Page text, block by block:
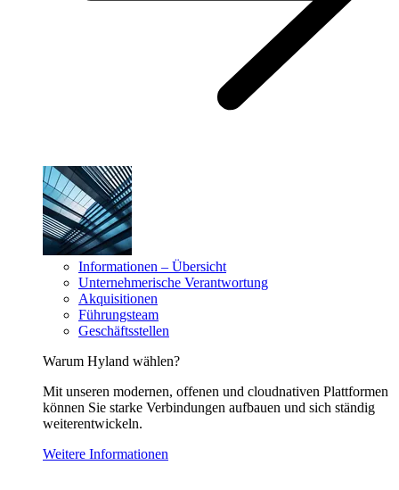
Informationen – Übersicht
Unternehmerische Verantwortung
Akquisitionen
Führungsteam
Geschäftsstellen
Warum Hyland wählen?
Mit unseren modernen, offenen und cloudnativen Plattformen
können Sie starke Verbindungen aufbauen und sich ständig
weiterentwickeln.
Weitere Informationen